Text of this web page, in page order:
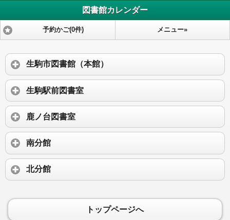
図書館カレンダー
予約かご(0件) メニュー»
生駒市図書館（本館）
生駒駅前図書室
鹿ノ台図書室
南分館
北分館
トップページへ